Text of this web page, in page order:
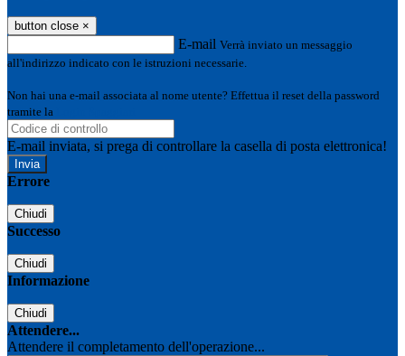
button close ×
E-mail Verrà inviato un messaggio
all'indirizzo indicato con le istruzioni necessarie.
Non hai una e-mail associata al nome utente? Effettua il reset della password
tramite la
E-mail inviata, si prega di controllare la casella di posta elettronica!
Errore
Chiudi
Successo
Chiudi
Informazione
Chiudi
Attendere...
Attendere il completamento dell'operazione...